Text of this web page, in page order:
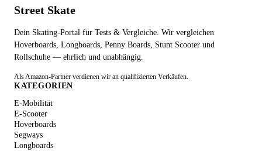
Street Skate
Dein Skating-Portal für Tests & Vergleiche. Wir vergleichen
Hoverboards, Longboards, Penny Boards, Stunt Scooter und
Rollschuhe — ehrlich und unabhängig.
Als Amazon-Partner verdienen wir an qualifizierten Verkäufen.
KATEGORIEN
E-Mobilität
E-Scooter
Hoverboards
Segways
Longboards